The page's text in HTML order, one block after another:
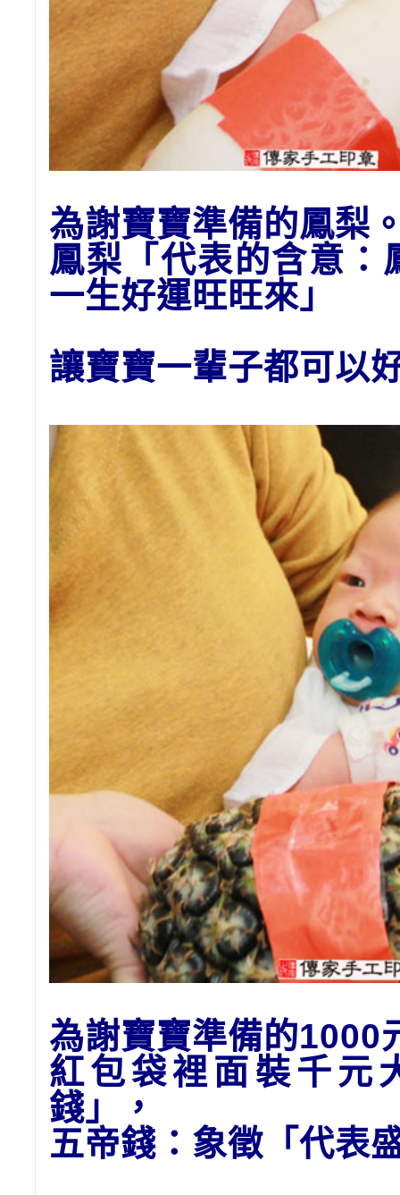
為謝寶寶準備的鳳梨
鳳梨「代表的含意：
一生好運旺旺來 」
讓寶寶一輩子都可以
為謝寶寶準備的1000
紅包袋裡面裝千元
錢」
，
五帝錢：象徵「代